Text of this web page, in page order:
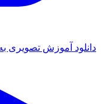
دانلود آموزش تصویری